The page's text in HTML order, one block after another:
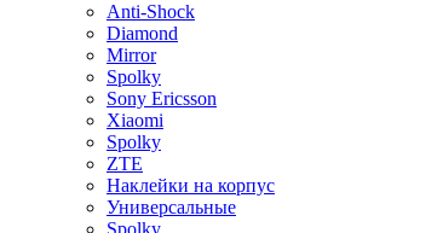
Anti-Shock
Diamond
Mirror
Spolky
Sony Ericsson
Xiaomi
Spolky
ZTE
Наклейки на корпус
Универсальные